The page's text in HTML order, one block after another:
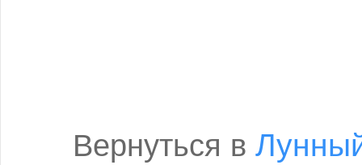
Вернуться в